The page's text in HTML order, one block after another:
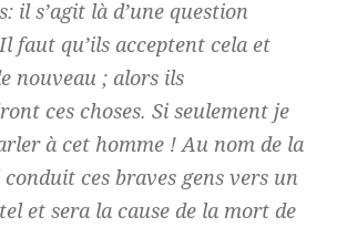
il s’agit là d’une question
faut qu’ils acceptent cela et
nouveau ; alors ils
ces choses. Si seulement je
à cet homme ! Au nom de la
ces braves gens vers un
et sera la cause de la mort de